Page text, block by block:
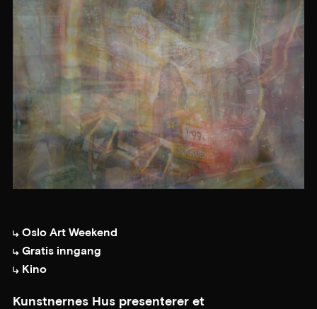
Oslo Art Weekend
Gratis inngang
Kino
Kunstnernes Hus presenterer et